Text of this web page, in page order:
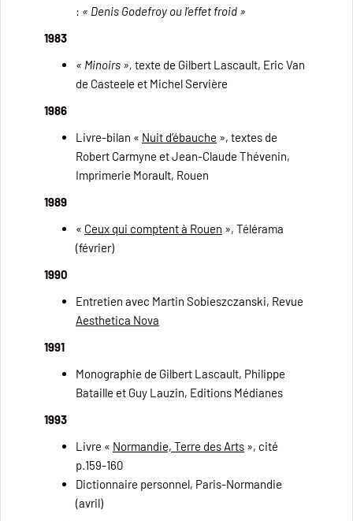
: « Denis Godefroy ou l’effet froid »
1983
« Minoirs », texte de Gilbert Lascault, Eric Van
de Casteele et Michel Servière
1986
Livre-bilan « Nuit d’ébauche », textes de
Robert Carmyne et Jean-Claude Thévenin,
Imprimerie Morault, Rouen
1989
« Ceux qui comptent à Rouen », Télérama
(février)
1990
Entretien avec Martin Sobieszczanski, Revue
Aesthetica Nova
1991
Monographie de Gilbert Lascault, Philippe
Bataille et Guy Lauzin, Editions Médianes
1993
Livre « Normandie, Terre des Arts », cité
p.159-160
Dictionnaire personnel, Paris-Normandie
(avril)